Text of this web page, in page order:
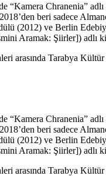
“Kamera Chranenia”
beri sadece
(2012) ve Berlin
Aramak: Şiirler]) adlı
arasında Tarabya
“Kamera Chranenia”
beri sadece
(2012) ve Berlin
Aramak: Şiirler]) adlı
arasında Tarabya